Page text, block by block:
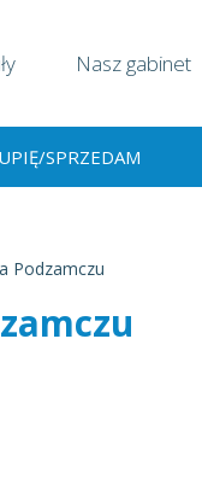
Nasz gabinet
SPRZEDAM
Podzamczu